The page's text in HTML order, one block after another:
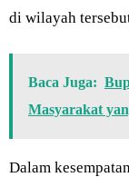
di wilayah
Baca Juga:
Masyarakat
Dalam